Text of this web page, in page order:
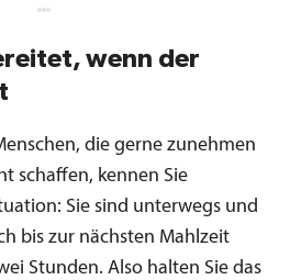
wenn der
die gerne zunehmen
schaffen, kennen Sie
Sie sind unterwegs und
bis zur nächsten Mahlzeit
Stunden. Also halten Sie das